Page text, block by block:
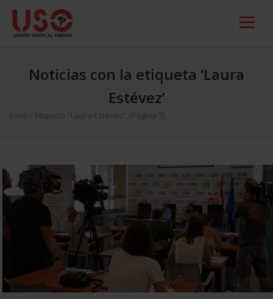
Noticias con la etiqueta ‘Laura
Estévez’
Inicio Etiqueta "Laura Estévez" (Página 7)